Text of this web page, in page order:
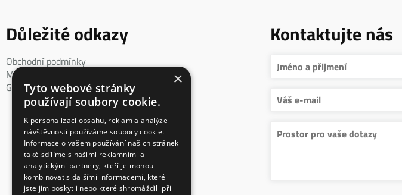
Důležité odkazy
Obchodní podmínky
Mimosoudní řešení spotřebitelského sporu
GDPR
Kontaktujte nás
×
Tyto webové stránky
používají soubory cookie.
K personalizaci obsahu, reklam a analýze
návštěvnosti používáme soubory cookie.
Informace o vašem používání našich stránek
také sdílíme s našimi reklamními a
analytickými partnery, kteří je mohou
kombinovat s dalšími informacemi, které
jste jim poskytli nebo které shromáždili při